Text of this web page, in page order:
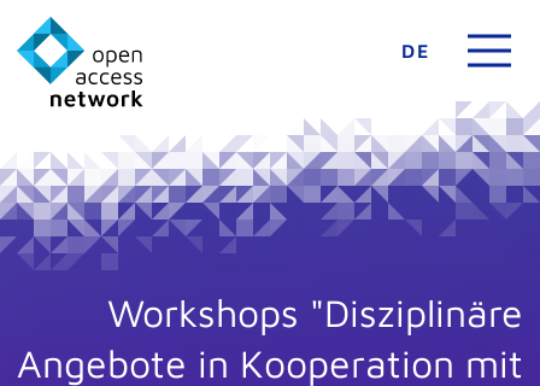
DE
Workshops "Disziplinäre
Angebote in Kooperation mit